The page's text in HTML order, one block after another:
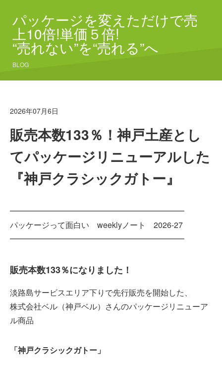
パッケージを変えただけで売
上10倍!単価５倍!
“売れない”を“売れる”へ
BLOG
2026年07月6日
販売本数133％！神戸土産とし
てパッケージリニューアルした
『神戸クラシックガトー』
━━━━━━━━━━━━━━━━━━━━━━
パッケージって面白い weeklyノート 2026-27
━━━━━━━━━━━━━━━━━━━━━━
販売本数133％になりました！
淡路島サービスエリア下りで先行販売を開始した、
株式会社ベル（神戸ベル）さんのパッケージリニューア
ル商品
「神戸クラシックガトー」